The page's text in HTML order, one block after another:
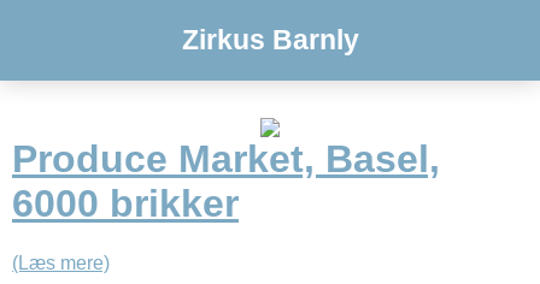
Zirkus Barnly
Produce Market, Basel,
6000 brikker
(Læs mere)